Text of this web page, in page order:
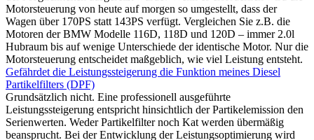
Motorsteuerung von heute auf morgen so umgestellt, dass der
Wagen über 170PS statt 143PS verfügt. Vergleichen Sie z.B. die
Motoren der BMW Modelle 116D, 118D und 120D – immer 2.0l
Hubraum bis auf wenige Unterschiede der identische Motor. Nur die
Motorsteuerung entscheidet maßgeblich, wie viel Leistung entsteht.
Gefährdet die Leistungssteigerung die Funktion meines Diesel
Partikelfilters (DPF)
Grundsätzlich nicht. Eine professionell ausgeführte
Leistungssteigerung entspricht hinsichtlich der Partikelemission den
Serienwerten. Weder Partikelfilter noch Kat werden übermäßig
beansprucht. Bei der Entwicklung der Leistungsoptimierung wird